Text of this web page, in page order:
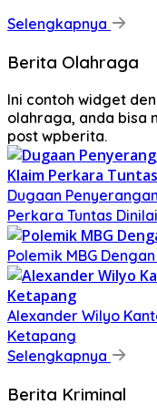
Selengkapnya
Berita Olahraga
Ini contoh widget
olahraga, anda bisa
post wpberita.
Dugaan
Perkara Tuntas
Polemik MBG
Alexander Wilyo
Ketapang
Selengkapnya
Berita Kriminal